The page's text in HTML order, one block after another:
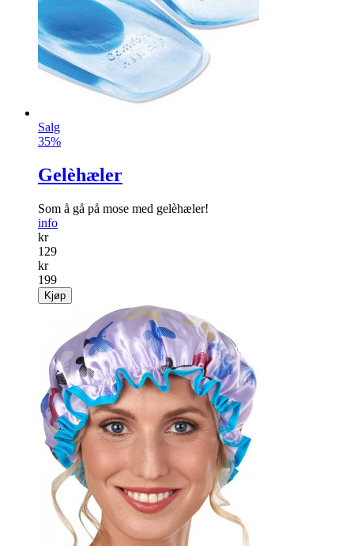
Salg
35%
Gelèhæler
Som å gå på mose med gelèhæler!
info
kr
129
kr
199
Kjøp